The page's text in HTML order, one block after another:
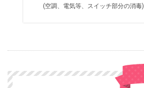
(空調、電気等、スイッチ部分の消毒)